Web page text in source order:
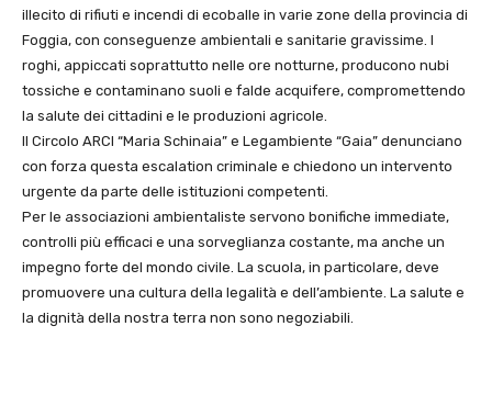
illecito di rifiuti e incendi di ecoballe in varie zone della provincia di
Foggia, con conseguenze ambientali e sanitarie gravissime. I
roghi, appiccati soprattutto nelle ore notturne, producono nubi
tossiche e contaminano suoli e falde acquifere, compromettendo
la salute dei cittadini e le produzioni agricole.
Il Circolo ARCI “Maria Schinaia” e Legambiente “Gaia” denunciano
con forza questa escalation criminale e chiedono un intervento
urgente da parte delle istituzioni competenti.
Per le associazioni ambientaliste servono bonifiche immediate,
controlli più efficaci e una sorveglianza costante, ma anche un
impegno forte del mondo civile. La scuola, in particolare, deve
promuovere una cultura della legalità e dell’ambiente. La salute e
la dignità della nostra terra non sono negoziabili.